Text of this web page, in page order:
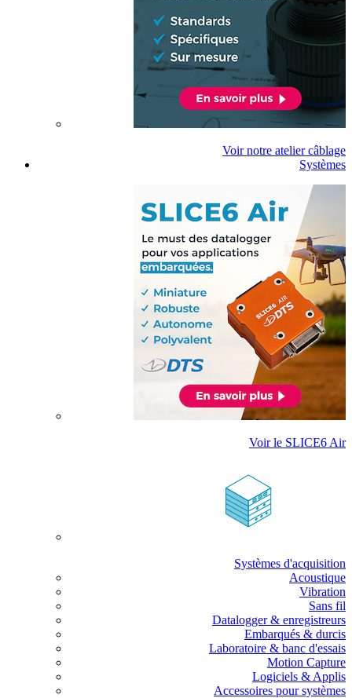
Voir notre atelier câblage
Systèmes
Voir le SLICE6 Air
Systèmes d'acquisition
Acoustique
Vibration
Sans fil
Datalogger & enregistreurs
Embarqués & durcis
Laboratoire & banc d'essais
Motion Capture
Logiciels & Applis
Accessoires pour systèmes